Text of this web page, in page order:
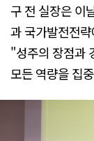
구 전 실장은 이
과 국가발전전
"성주의 장점과
모든 역량을 집